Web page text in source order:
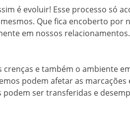
é evoluir! Esse processo só
Que fica encoberto por
em nossos
e também o ambiente
podem afetar as
ser transferidas e